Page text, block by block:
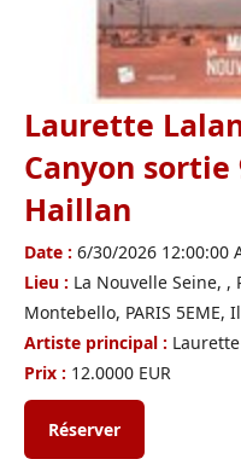
Laurette
Canyon
Haillan
Date : 6/30/2026 12:00:00
Lieu : La Nouvelle Seine,
Montebello, PARIS 5EME,
Artiste principal :
Prix : 12.0000 EUR
Réserver